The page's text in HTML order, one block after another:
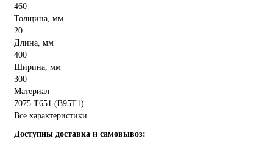
460
Толщина, мм
20
Длина, мм
400
Ширина, мм
300
Материал
7075 Т651 (В95Т1)
Все характеристики
Доступны доставка и самовывоз: